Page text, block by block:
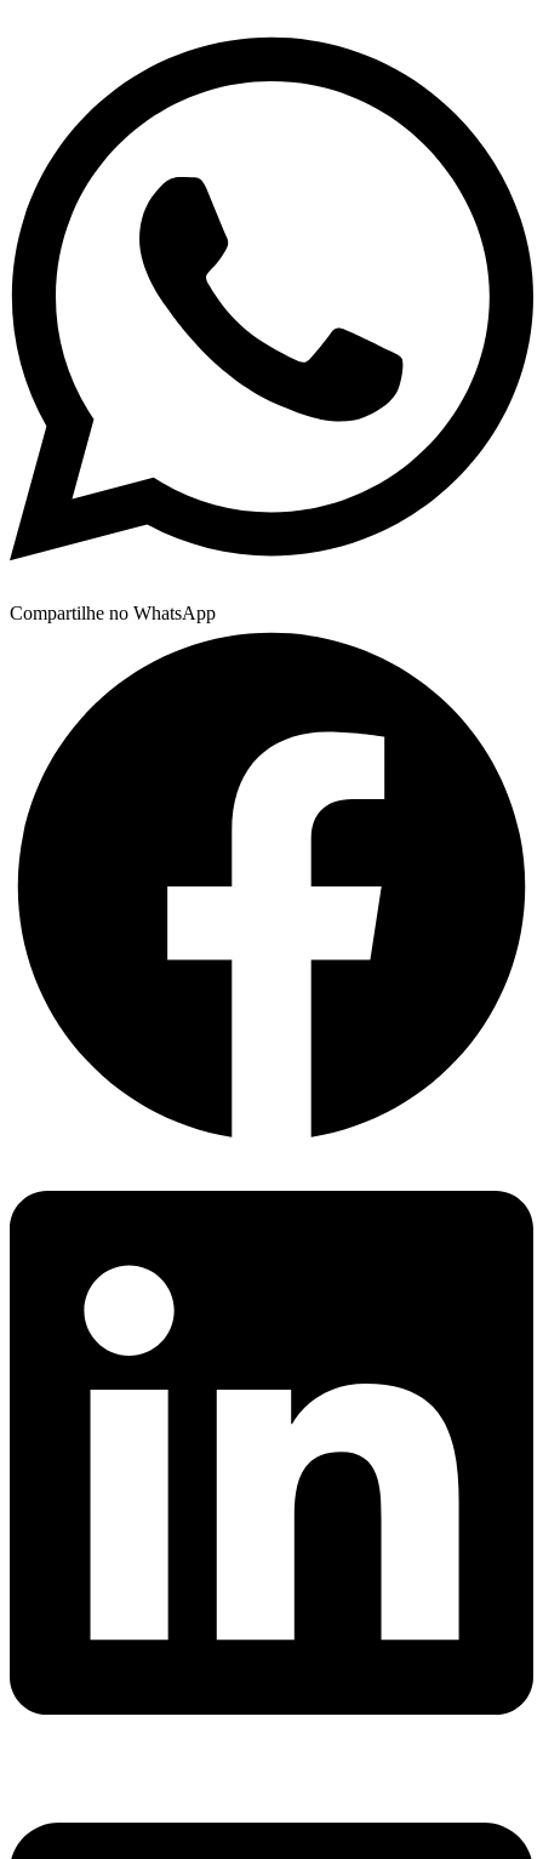
Compartilhe no WhatsApp